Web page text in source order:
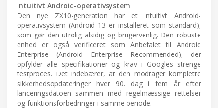
Intuitivt Android-operativsystem
Den nye ZX10-generation har et intuitivt Android-
operativsystem (Android 13 er installeret som standard),
som gør den utrolig alsidig og brugervenlig. Den robuste
enhed er også verificeret som Anbefalet til Android
Enterprise (Android Enterprise Recommended), der
opfylder alle specifikationer og krav i Googles strenge
testproces. Det indebærer, at den modtager komplette
sikkerhedsopdateringer hver 90. dag i fem år efter
lanceringsdatoen sammen med regelmæssige rettelser
og funktionsforbedringer i samme periode.